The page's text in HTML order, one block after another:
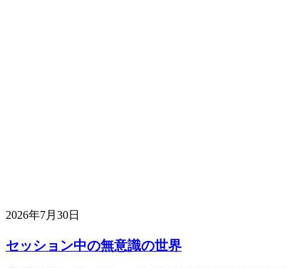
2026年7月30日
セッション中の無意識の世界